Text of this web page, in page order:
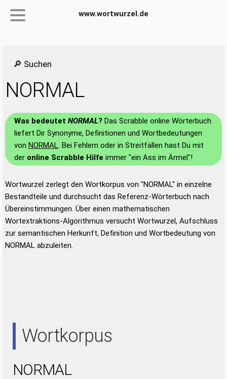
www.wortwurzel.de
🔎 Suchen
NORMAL
Was bedeutet NORMAL? Das Scrabble online Wörterbuch
liefert Dir Synonyme, Definitionen und Wortbedeutungen
von NORMAL. Bei Fehlern oder in Streitfällen hast Du mit
der online Scrabble Hilfe immer "ein Ass im Ärmel"!
Wortwurzel zerlegt den Wortkorpus von "NORMAL" in einzelne
Bestandteile und durchsucht das Referenz-Wörterbuch nach
Übereinstimmungen. Über einen mathematischen
Wortextraktions-Algorithmus versucht Wortwurzel, Aufschluss
zur semantischen Herkunft, Definition und Wortbedeutung von
NORMAL abzuleiten.
Wortkorpus
NORMAL